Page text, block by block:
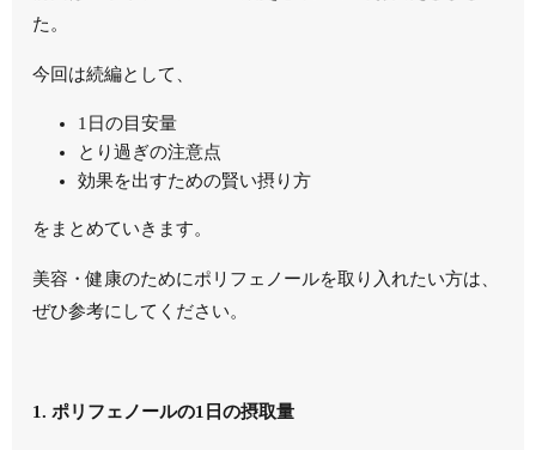
た。
今回は続編として、
1日の目安量
とり過ぎの注意点
効果を出すための賢い摂り方
をまとめていきます。
美容・健康のためにポリフェノールを取り入れたい方は、
ぜひ参考にしてください。
1. ポリフェノールの1日の摂取量